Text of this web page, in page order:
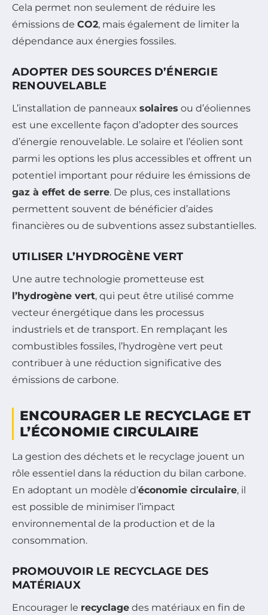
Cela permet non seulement de réduire les
émissions de CO2, mais également de limiter la
dépendance aux énergies fossiles.
ADOPTER DES SOURCES D’ÉNERGIE
RENOUVELABLE
L’installation de panneaux solaires ou d’éoliennes
est une excellente façon d’adopter des sources
d’énergie renouvelable. Le solaire et l’éolien sont
parmi les options les plus accessibles et offrent un
potentiel important pour réduire les émissions de
gaz à effet de serre. De plus, ces installations
permettent souvent de bénéficier d’aides
financières ou de subventions assez substantielles.
UTILISER L’HYDROGÈNE VERT
Une autre technologie prometteuse est
l’hydrogène vert, qui peut être utilisé comme
vecteur énergétique dans les processus
industriels et de transport. En remplaçant les
combustibles fossiles, l’hydrogène vert peut
contribuer à une réduction significative des
émissions de carbone.
ENCOURAGER LE RECYCLAGE ET
L’ÉCONOMIE CIRCULAIRE
La gestion des déchets et le recyclage jouent un
rôle essentiel dans la réduction du bilan carbone.
En adoptant un modèle d’économie circulaire, il
est possible de minimiser l’impact
environnemental de la production et de la
consommation.
PROMOUVOIR LE RECYCLAGE DES
MATÉRIAUX
Encourager le recyclage des matériaux en fin de